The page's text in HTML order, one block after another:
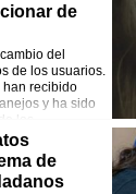
de
del
de los usuarios.
han recibido
y ha sido
los
de